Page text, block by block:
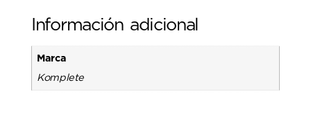
Información adicional
Marca
Komplete